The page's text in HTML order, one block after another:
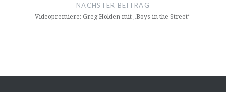
NÄCHSTER BEITRAG
Videopremiere: Greg Holden mit „Boys in the Street“